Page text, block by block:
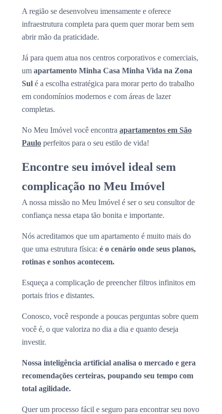
A região se desenvolveu imensamente e oferece
infraestrutura completa para quem quer morar bem sem
abrir mão da praticidade.
Já para quem atua nos centros corporativos e comerciais,
um apartamento Minha Casa Minha Vida na Zona
Sul é a escolha estratégica para morar perto do trabalho
em condomínios modernos e com áreas de lazer
completas.
No Meu Imóvel você encontra apartamentos em São
Paulo perfeitos para o seu estilo de vida!
Encontre seu imóvel ideal sem
complicação no Meu Imóvel
A nossa missão no Meu Imóvel é ser o seu consultor de
confiança nessa etapa tão bonita e importante.
Nós acreditamos que um apartamento é muito mais do
que uma estrutura física: é o cenário onde seus planos,
rotinas e sonhos acontecem.
Esqueça a complicação de preencher filtros infinitos em
portais frios e distantes.
Conosco, você responde a poucas perguntas sobre quem
você é, o que valoriza no dia a dia e quanto deseja
investir.
Nossa inteligência artificial analisa o mercado e gera
recomendações certeiras, poupando seu tempo com
total agilidade.
Quer um processo fácil e seguro para encontrar seu novo